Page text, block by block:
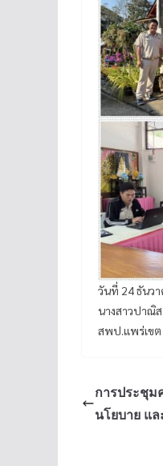
วันที่ 24 ธันว
นางสาวปาณิ
สพป.แพร่เขต
การประชุ
นโยบาย แ